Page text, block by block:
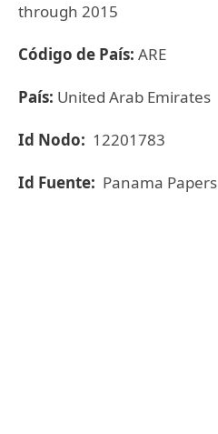
through 2015
Código de País: ARE
País: United Arab Emirates
Id Nodo: 12201783
Id Fuente: Panama Papers